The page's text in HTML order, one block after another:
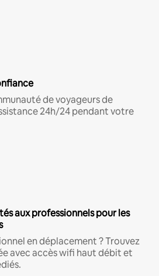
de voyageurs de
24h/24 pendant votre
aux professionnels pour les
en déplacement ? Trouvez
avec accès wifi haut débit et